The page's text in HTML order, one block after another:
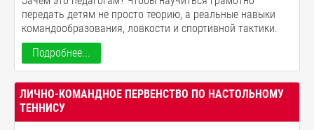
передать детям не просто теорию, а реальные навыки
командообразования, ловкости и спортивной тактики.
Подробнее...
ЛИЧНО-КОМАНДНОЕ ПЕРВЕНСТВО ПО НАСТОЛЬНОМУ
ТЕННИСУ